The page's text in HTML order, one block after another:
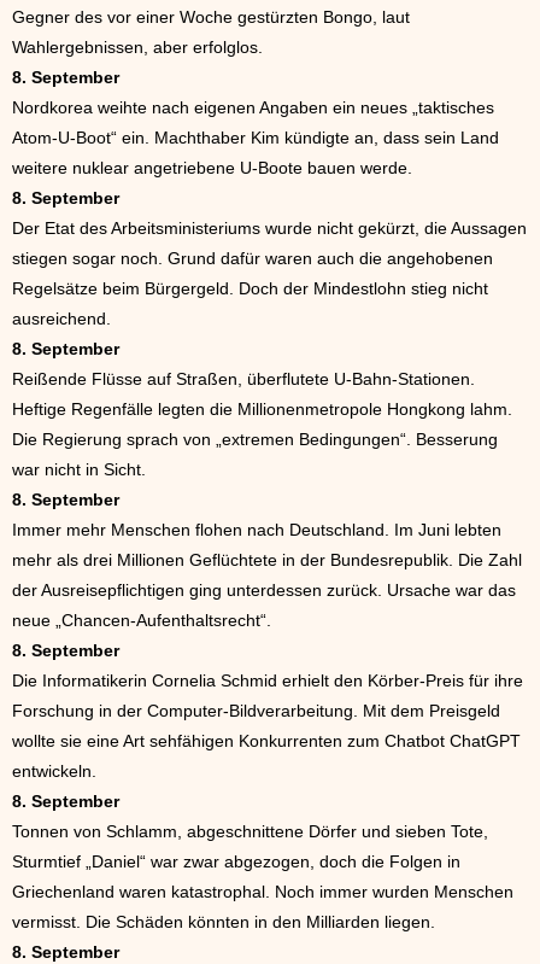
Gegner des vor einer Woche gestürzten Bongo, laut
Wahlergebnissen, aber erfolglos.
8. September
Nordkorea weihte nach eigenen Angaben ein neues „taktisches
Atom-U-Boot“ ein. Machthaber Kim kündigte an, dass sein Land
weitere nuklear angetriebene U-Boote bauen werde.
8. September
Der Etat des Arbeitsministeriums wurde nicht gekürzt, die Aussagen
stiegen sogar noch. Grund dafür waren auch die angehobenen
Regelsätze beim Bürgergeld. Doch der Mindestlohn stieg nicht
ausreichend.
8. September
Reißende Flüsse auf Straßen, überflutete U-Bahn-Stationen.
Heftige Regenfälle legten die Millionenmetropole Hongkong lahm.
Die Regierung sprach von „extremen Bedingungen“. Besserung
war nicht in Sicht.
8. September
Immer mehr Menschen flohen nach Deutschland. Im Juni lebten
mehr als drei Millionen Geflüchtete in der Bundesrepublik. Die Zahl
der Ausreisepflichtigen ging unterdessen zurück. Ursache war das
neue „Chancen-Aufenthaltsrecht“.
8. September
Die Informatikerin Cornelia Schmid erhielt den Körber-Preis für ihre
Forschung in der Computer-Bildverarbeitung. Mit dem Preisgeld
wollte sie eine Art sehfähigen Konkurrenten zum Chatbot ChatGPT
entwickeln.
8. September
Tonnen von Schlamm, abgeschnittene Dörfer und sieben Tote,
Sturmtief „Daniel“ war zwar abgezogen, doch die Folgen in
Griechenland waren katastrophal. Noch immer wurden Menschen
vermisst. Die Schäden könnten in den Milliarden liegen.
8. September